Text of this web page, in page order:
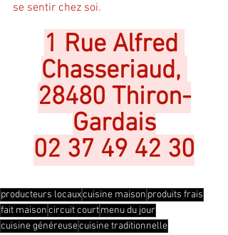
se sentir chez soi.
1 Rue Alfred
Chasseriaud,
28480 Thiron-
Gardais
02 37 49 42 30
producteurs locauxcuisine maison produits frais
fait maisoncircuit courtmenu du jour
cuisine généreusecuisine traditionnelle